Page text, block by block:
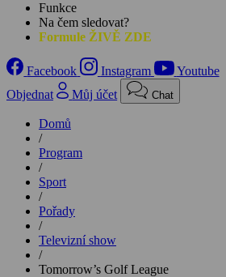
Funkce
Na čem sledovat?
Formule ŽIVĚ ZDE
Facebook Instagram
Youtube
Objednat
Můj účet Chat
Domů
/
Program
/
Sport
/
Pořady
/
Televizní show
/
Tomorrow’s Golf League